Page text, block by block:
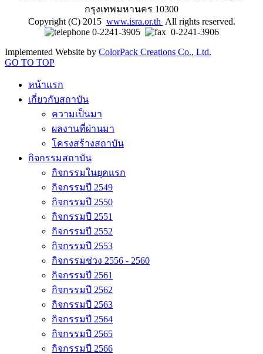
กรุงเทพมหานคร 10300
Copyright (C) 2015 www.isra.or.th All rights reserved.
0-2241-3905
0-2241-3906
Implemented Website by ColorPack Creations Co., Ltd.
GO TO TOP
หน้าแรก
เกี่ยวกับสถาบัน
ความเป็นมา
ผลงานที่ผ่านมา
โครงสร้างสถาบัน
กิจกรรมสถาบัน
กิจกรรมในยุคแรก
กิจกรรมปี 2549
กิจกรรมปี 2550
กิจกรรมปี 2551
กิจกรรมปี 2552
กิจกรรมปี 2553
กิจกรรมช่วง 2556 - 2560
กิจกรรมปี 2561
กิจกรรมปี 2562
กิจกรรมปี 2563
กิจกรรมปี 2564
กิจกรรมปี 2565
กิจกรรมปี 2566